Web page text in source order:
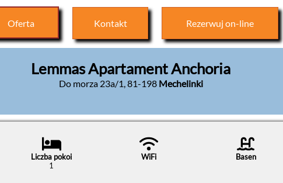
Oferta Kontakt Rezerwuj on-line
Lemmas Apartament Anchoria
Do morza 23a/1,81-198 Mechelinki
Liczba pokoi
1
WiFi Basen